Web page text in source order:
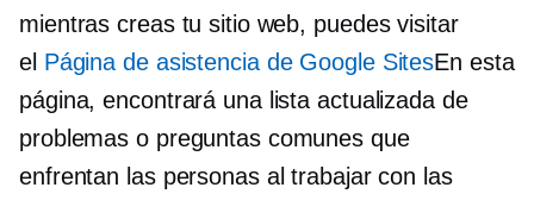
mientras creas tu sitio web, puedes visitar
el Página de asistencia de Google SitesEn esta
página, encontrará una lista actualizada de
problemas o preguntas comunes que
enfrentan las personas al trabajar con las